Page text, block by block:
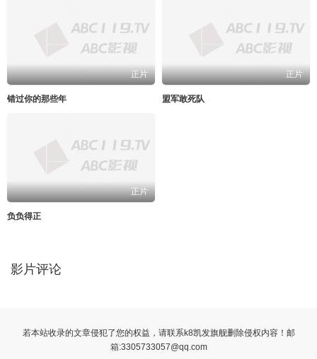
正片
错过你的那些年
正片
盟军敢死队
正片
负负得正
影片评论
若本站收录的文章侵犯了您的权益，请联系k8凯发旗舰删除侵权内容！邮
箱:3305733057@qq.com